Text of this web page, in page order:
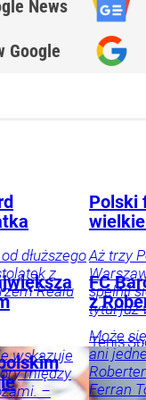
News
Google
dłuższego
z
Realu
Polski
Aż trzy
spełnił
tytuł już
Tenis
wskazuje
między
–
FC
z
Może
ani
Ferran